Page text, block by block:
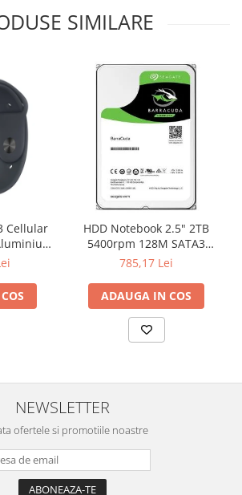
SIMILARE
Cellular
Sport
HDD Notebook 2.5" 2TB
5400rpm 128M SATA3
SEAGATE
785,17 Lei
ADAUGA IN COS
NEWSLETTER
ofertele si promotiile noastre